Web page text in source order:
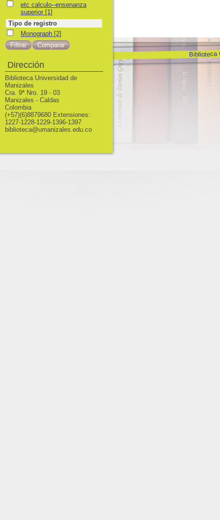
Biblioteca
etc calculo--ensenanza superior
etc calculo--ensenanza
superior [1]
Tipo de registro
Monograph
Monograph [2]
Dirección
Biblioteca Universidad de
Manizales
Cra. 9ª Nro. 19 - 03
Manizales - Caldas
Colombia
(+57)(6)8879680 Extensiones:
1227-1228-1229-1396-1397
biblioteca@umanizales.edu.co